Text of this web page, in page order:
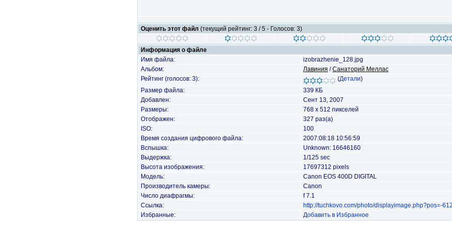
Оценить этот файл (текущий рейтинг: 3 / 5 - Голосов: 3)
Информация о файле
Имя файла:
izobrazhenie_128.jpg
Альбом:
Лавиния /Санаторий Меллас
Рейтинг (голосов: 3):
(Детали)
Размер файла:
339 КБ
Добавлен:
Сент 13, 2007
Размеры:
768 x 512 пикселей
Отображен:
327 раз(а)
ISO:
100
Время создания цифрового файла:
2007:08:18 10:56:59
Вспышка:
Unknown: 16646160
Выдержка:
1/125 sec
Высота изображения:
17697312 pixels
Модель:
Canon EOS 400D DIGITAL
Производитель камеры:
Canon
Число диафрагмы:
f 7.1
Ссылка:
http://tuchkovo.com/photo/displayimage.php?pos=-
Избранные:
Добавить в Избранное